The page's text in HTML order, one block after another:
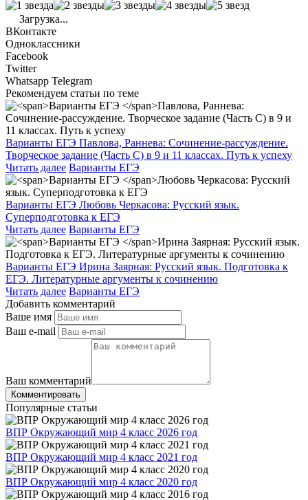
Загрузка...
ВКонтакте
Одноклассники
Facebook
Twitter
Whatsapp Telegram
Рекомендуем статьи по теме
Варианты ЕГЭ Павлова, Раннева: Сочинение-рассуждение.
Творческое задание (Часть С) в 9 и 11 классах. Путь к успеху
Читать далее Варианты ЕГЭ
Варианты ЕГЭ Любовь Черкасова: Русский язык.
Суперподготовка к ЕГЭ
Читать далее Варианты ЕГЭ
Варианты ЕГЭ Ирина Заярная: Русский язык. Подготовка к
ЕГЭ. Литературные аргументы к сочинению
Читать далее Варианты ЕГЭ
Добавить комментарий
Ваше имя
Ваш e-mail
Ваш комментарий
Комментировать
Популярные статьи
ВПР Окружающий мир 4 класс 2026 год
ВПР Окружающий мир 4 класс 2021 год
ВПР Окружающий мир 4 класс 2020 год